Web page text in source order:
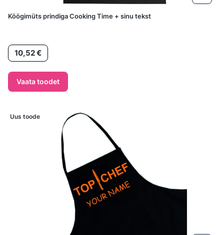
Köögimüts prindiga Cooking Time + sinu tekst
Hind10,52 €
Vaata toodet
Uus toode